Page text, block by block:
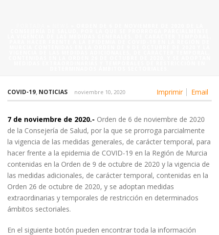
Imprimir Email
COVID-19, NOTICIAS noviembre 10, 2020
7 de noviembre de 2020.- Orden de 6 de noviembre de 2020
de la Consejería de Salud, por la que se prorroga parcialmente
la vigencia de las medidas generales, de carácter temporal, para
hacer frente a la epidemia de COVID-19 en la Región de Murcia
contenidas en la Orden de 9 de octubre de 2020 y la vigencia de
las medidas adicionales, de carácter temporal, contenidas en la
Orden 26 de octubre de 2020, y se adoptan medidas
extraordinarias y temporales de restricción en determinados
ámbitos sectoriales.
En el siguiente botón pueden encontrar toda la información